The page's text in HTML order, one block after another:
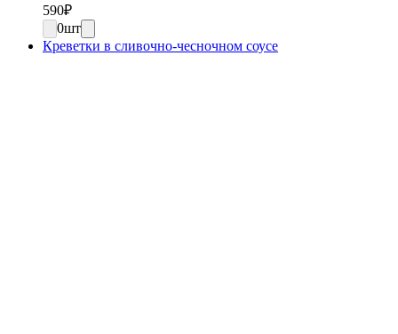
590₽
0шт
Креветки в сливочно-чесночном соусе